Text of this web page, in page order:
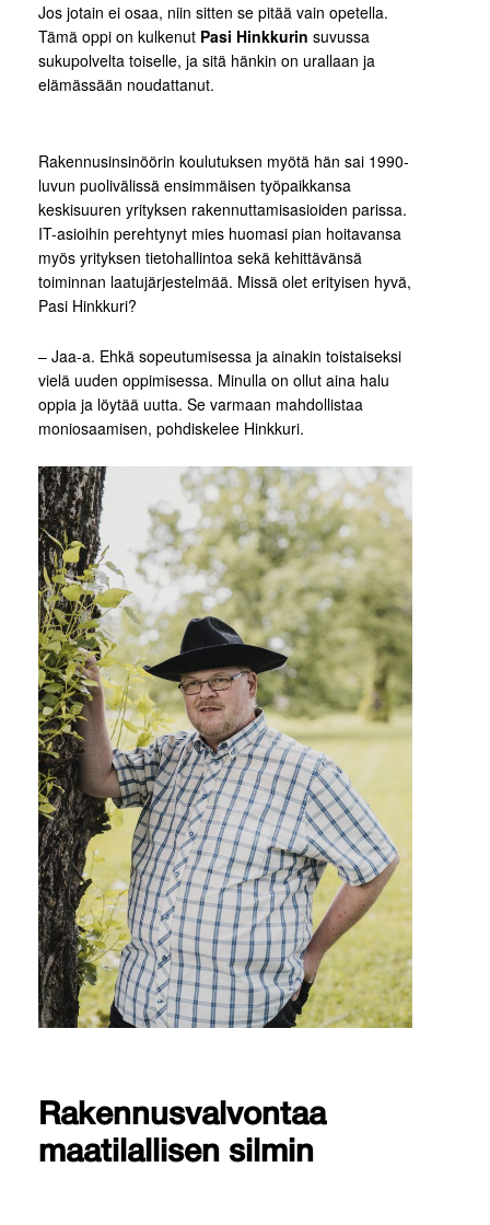
Jos jotain ei osaa, niin sitten se pitää vain opetella.
Tämä oppi on kulkenut Pasi Hinkkurin suvussa
sukupolvelta toiselle, ja sitä hänkin on urallaan ja
elämässään noudattanut.
Rakennusinsinöörin koulutuksen myötä hän sai 1990-
luvun puolivälissä ensimmäisen työpaikkansa
keskisuuren yrityksen rakennuttamisasioiden parissa.
IT-asioihin perehtynyt mies huomasi pian hoitavansa
myös yrityksen tietohallintoa sekä kehittävänsä
toiminnan laatujärjestelmää. Missä olet erityisen hyvä,
Pasi Hinkkuri?
– Jaa-a. Ehkä sopeutumisessa ja ainakin toistaiseksi
vielä uuden oppimisessa. Minulla on ollut aina halu
oppia ja löytää uutta. Se varmaan mahdollistaa
moniosaamisen, pohdiskelee Hinkkuri.
Rakennusvalvontaa
maatilallisen silmin